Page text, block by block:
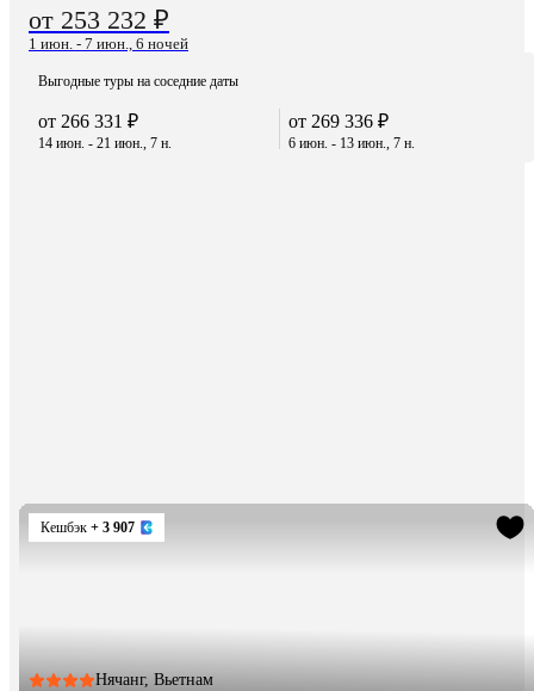
от 253 232 ₽
1 июн. - 7 июн., 6 ночей
Выгодные туры на соседние даты
от 266 331 ₽
14 июн. - 21 июн., 7 н.
от 269 336 ₽
6 июн. - 13 июн., 7 н.
Кешбэк + 3 907
Нячанг, Вьетнам